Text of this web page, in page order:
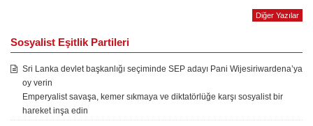
Diğer Yazılar
Sosyalist Eşitlik Partileri
Sri Lanka devlet başkanlığı seçiminde SEP adayı Pani Wijesiriwardena’ya
oy verin
Emperyalist savaşa, kemer sıkmaya ve diktatörlüğe karşı sosyalist bir
hareket inşa edin